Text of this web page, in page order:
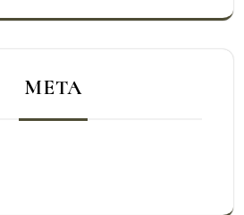
META